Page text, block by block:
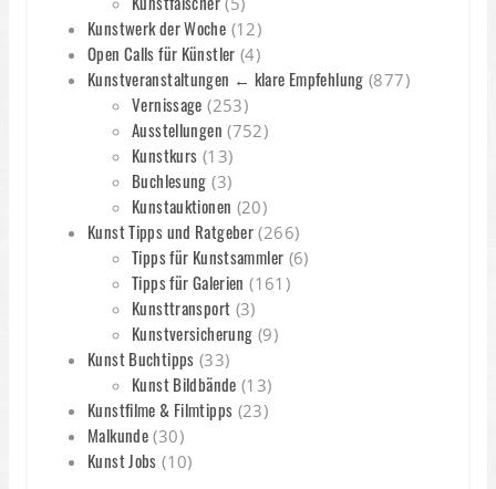
Kunstwerk der Woche (12)
Open Calls für Künstler (4)
Kunstveranstaltungen ← klare Empfehlung (877)
Vernissage (253)
Ausstellungen (752)
Kunstkurs (13)
Buchlesung (3)
Kunstauktionen (20)
Kunst Tipps und Ratgeber (266)
Tipps für Kunstsammler (6)
Tipps für Galerien (161)
Kunsttransport (3)
Kunstversicherung (9)
Kunst Buchtipps (33)
Kunst Bildbände (13)
Kunstfilme & Filmtipps (23)
Malkunde (30)
Kunst Jobs (10)